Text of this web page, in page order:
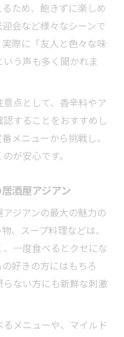
ため、飽きずに楽しめ
会など様々なシーンで
際に「友人と色々な味
う声も多く聞かれま
点として、香辛料やア
することをおすすめし
メニューから挑戦し、
が安心です。
酒屋アジアン
ジアンの最大の魅力の
、スープ料理などは、
一度食べるとクセにな
好きの方にはもちろ
ない方にも新鮮な刺激
メニューや、マイルド